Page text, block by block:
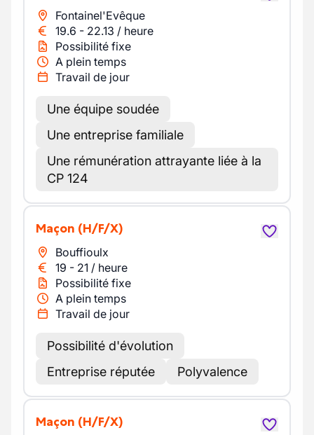
Fontainel'Evêque
19.6 - 22.13 / heure
Possibilité fixe
A plein temps
Travail de jour
Une équipe soudée
Une entreprise familiale
Une rémunération attrayante liée à la
CP 124
Maçon (H/F/X)
Bouffioulx
19 - 21 / heure
Possibilité fixe
A plein temps
Travail de jour
Possibilité d'évolution
Entreprise réputée
Polyvalence
Maçon (H/F/X)